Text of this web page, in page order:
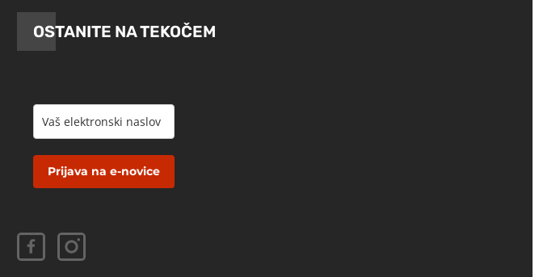
OSTANITE NA TEKOČEM
Prijava na e-novice